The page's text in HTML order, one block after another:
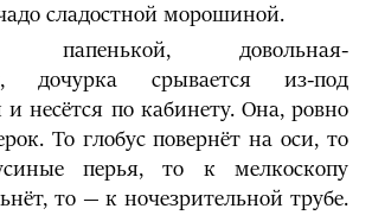
сладостной морошиной.
папенькой, довольная-
дочурка срывается из-под
несётся по кабинету. Она, ровно
То глобус повернёт на оси, то
перья, то к мелкоскопу
то — к ночезрительной трубе.